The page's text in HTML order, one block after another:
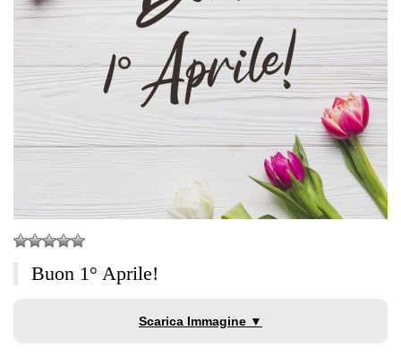
Buon 1° Aprile!
Scarica Immagine ▼